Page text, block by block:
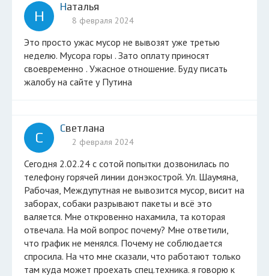
Н
Наталья
8 февраля 2024
Это просто ужас мусор не вывозят уже третью
неделю. Мусора горы . Зато оплату приносят
своевременно . Ужасное отношение. Буду писать
жалобу на сайте у Путина
С
Светлана
2 февраля 2024
Сегодня 2.02.24 с сотой попытки дозвонилась по
телефону горячей линии донэкострой. Ул. Шаумяна,
Рабочая, Междупутная не вывозится мусор, висит на
заборах, собаки разрывают пакеты и всё это
валяется. Мне откровенно нахамила, та которая
отвечала. На мой вопрос почему? Мне ответили,
что график не менялся. Почему не соблюдается
спросила. На что мне сказали, что работают только
там куда может проехать спец.техника. я говорю к